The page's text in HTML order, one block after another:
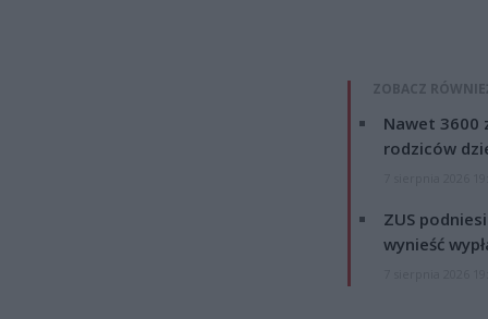
ZOBACZ
Nawet 3600
rodziców
ZUS
wynieść